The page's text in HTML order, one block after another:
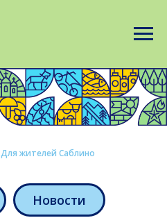
Для жителей Саблино
Новости